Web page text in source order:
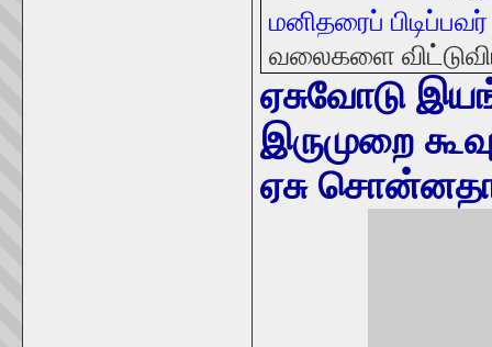
மனிதரைப்
வலைகளை
ஏசுவோடு
இருமுறை
ஏசு